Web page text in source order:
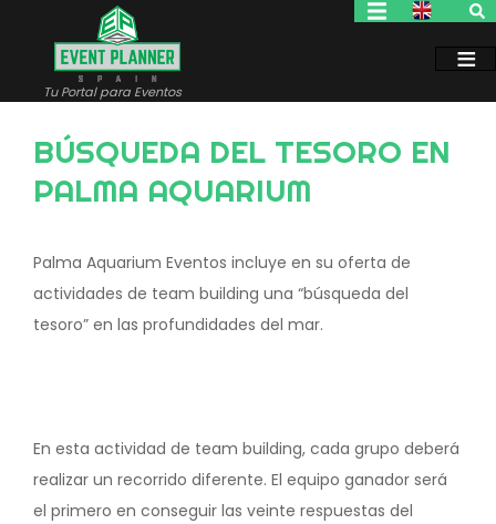
contenido
Tu Portal para Eventos
BÚSQUEDA DEL TESORO EN
PALMA AQUARIUM
Palma Aquarium Eventos incluye en su oferta de
actividades de team building una “búsqueda del
tesoro” en las profundidades del mar.
En esta actividad de team building, cada grupo deberá
realizar un recorrido diferente. El equipo ganador será
el primero en conseguir las veinte respuestas del